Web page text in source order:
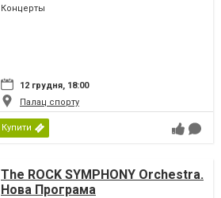
Концерты
12 грудня, 18:00
Палац спорту
Купити
The ROCK SYMPHONY Orchestra.
Нова Програма